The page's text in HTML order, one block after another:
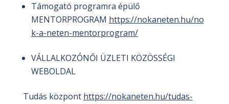
Támogató programra épülő
MENTORPROGRAM https://nokaneten.hu/no
k-a-neten-mentorprogram/
VÁLLALKOZÓNŐI ÜZLETI KÖZÖSSÉGI
WEBOLDAL
Tudás központ https://nokaneten.hu/tudas-